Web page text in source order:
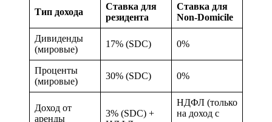
Тип дохода
Ставка для
резидента
Ставка для
Non-Domicile
Дивиденды
(мировые)
17% (SDC) 0%
Проценты
(мировые)
30% (SDC) 0%
Доход от
аренды
3% (SDC) +
НДФЛ (только
на доход с